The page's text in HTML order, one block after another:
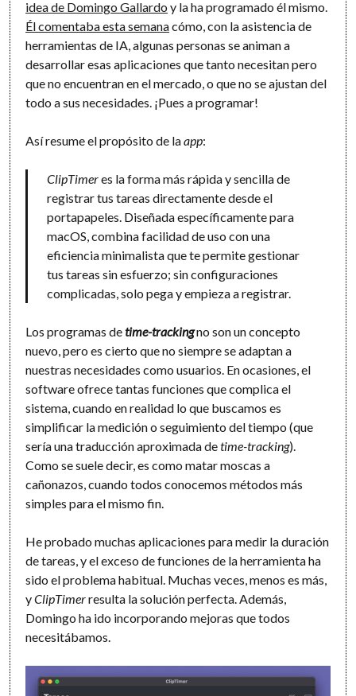
idea de Domingo Gallardo y la ha programado él mismo.
Él comentaba esta semanacómo, con la asistencia de
herramientas de IA, algunas personas se animan a
desarrollar esas aplicaciones que tanto necesitan pero
que no encuentran en el mercado, o que no se ajustan del
todo a sus necesidades. ¡Pues a programar!
Así resume el propósito de laapp:
ClipTimeres la forma más rápida y sencilla de
registrar tus tareas directamente desde el
portapapeles. Diseñada específicamente para
macOS, combina facilidad de uso con una
eficiencia minimalista que te permite gestionar
tus tareas sin esfuerzo; sin configuraciones
complicadas, solo pega y empieza a registrar.
Los programas detime-trackingno son un concepto
nuevo, pero es cierto que no siempre se adaptan a
nuestras necesidades como usuarios. En ocasiones, el
software ofrece tantas funciones que complica el
sistema, cuando en realidad lo que buscamos es
simplificar la medición o seguimiento del tiempo (que
sería una traducción aproximada detime-tracking).
Como se suele decir, es como matar moscas a
cañonazos, cuando todos conocemos métodos más
simples para el mismo fin.
He probado muchas aplicaciones para medir la duración
de tareas, y el exceso de funciones de la herramienta ha
sido el problema habitual. Muchas veces, menos es más,
yClipTimerresulta la solución perfecta. Además,
Domingo ha ido incorporando mejoras que todos
necesitábamos.